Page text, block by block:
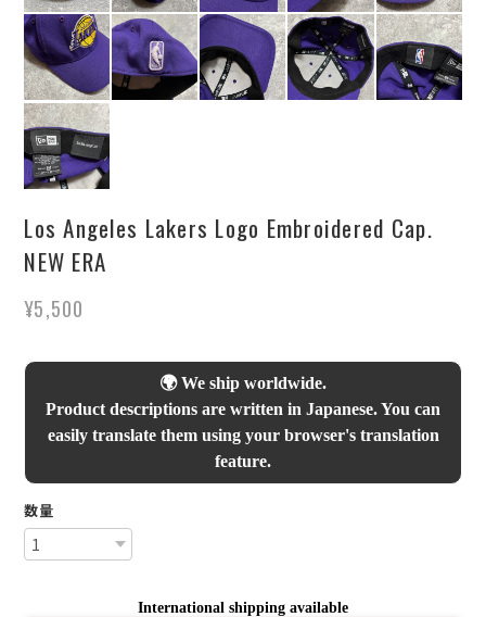
Los Angeles Lakers Logo Embroidered Cap.
NEW ERA
¥5,500
🌍 We ship worldwide.
Product descriptions are written in Japanese. You can
easily translate them using your browser's translation
feature.
数量
International shipping available